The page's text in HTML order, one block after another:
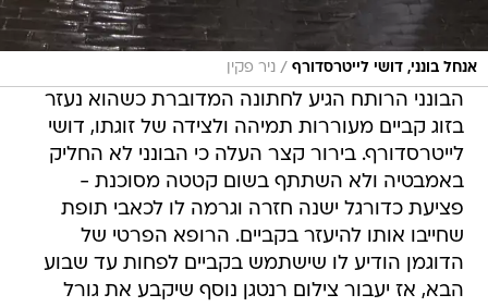
אנחל בונני, דושי לייטרסדורף / ניר פקין
הבונני הרותח הגיע לחתונה המדוברת כשהוא נעזר
בזוג קביים מעוררות תמיהה ולצידה של זוגתו, דושי
לייטרסדורף. בירור קצר העלה כי הבונני לא החליק
באמבטיה ולא השתתף בשום קטטה מסוכנת -
פציעת כדורגל ישנה חזרה וגרמה לו לכאבי תופת
שחייבו אותו להיעזר בקביים. הרופא הפרטי של
הדוגמן הודיע לו שישתמש בקביים לפחות עד שבוע
הבא, אז יעבור צילום רנטגן נוסף שיקבע את גורל